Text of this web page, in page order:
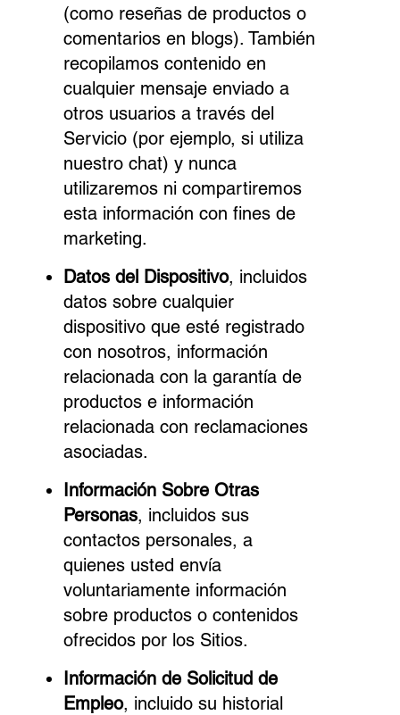
(como reseñas de productos o
comentarios en blogs). También
recopilamos contenido en
cualquier mensaje enviado a
otros usuarios a través del
Servicio (por ejemplo, si utiliza
nuestro chat) y nunca
utilizaremos ni compartiremos
esta información con fines de
marketing.
Datos del Dispositivo, incluidos
datos sobre cualquier
dispositivo que esté registrado
con nosotros, información
relacionada con la garantía de
productos e información
relacionada con reclamaciones
asociadas.
Información Sobre Otras
Personas, incluidos sus
contactos personales, a
quienes usted envía
voluntariamente información
sobre productos o contenidos
ofrecidos por los Sitios.
Información de Solicitud de
Empleo, incluido su historial